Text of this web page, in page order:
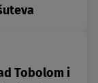
Tobolom i